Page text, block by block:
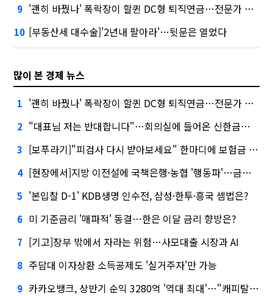
9 '괜히 바꿨나' 폭락장이 할퀸 DC형 퇴직연금…전문가 조언은
10 [부동산세 대수술]'2년내 팔아라'…뒷문은 열었다
많이 본 경제 뉴스
1 '괜히 바꿨나' 폭락장이 할퀸 DC형 퇴직연금…전문가 조언은
2 "대표님 저는 반대합니다"…회의실에 들어온 신한금융 AI
3 [보푸라기]"피검사 다시 받아보세요" 한마디에 보험금 못 받을 뻔?
4 [현장에서]지방 이전설에 국책은행·농협 '행동파'…금감원 '신중모드'
5 '본입찰 D-1' KDB생명 인수전, 삼성·한투·흥국 셈법은?
6 미 기준금리 '매파적' 동결…한은 이달 금리 향방은?
7 [기고]장부 밖에서 자라는 위험…사모대출 시장과 AI
8 주담대 이자상환 소득공제도 '실거주자'만 가능
9 카카오뱅크, 상반기 순익 3280억 '역대 최대'…"캐피탈, 자산 1조원 이상"